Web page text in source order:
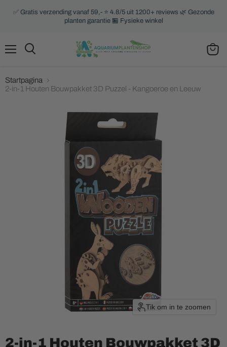
✅ Gratis verzending vanaf 59,- ⭐ 4.8/5 uit 1200+ reviews 🌿 Gezonde
planten garantie 🏪 Fysieke winkel
Startpagina
2-in-1 Houten Bouwpakket 3D Puzzel - Kangoeroe en Leeuw
Tik om in te zoomen
2-in-1 Houten Bouwpakket 3D